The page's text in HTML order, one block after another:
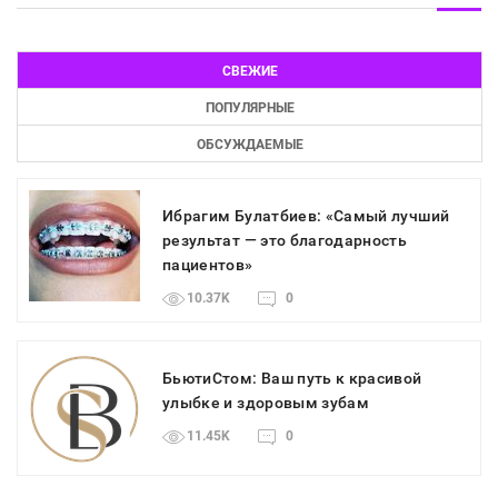
СВЕЖИЕ
ПОПУЛЯРНЫЕ
ОБСУЖДАЕМЫЕ
Ибрагим Булатбиев: «Самый лучший
результат — это благодарность
пациентов»
10.37K 0
БьютиСтом: Ваш путь к красивой
улыбке и здоровым зубам
11.45K 0